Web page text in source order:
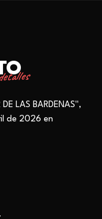
LAS BARDENAS",
de 2026 en